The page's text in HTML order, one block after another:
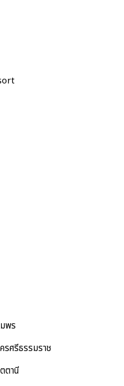
พร
รศรีธรรมราช
ตานี